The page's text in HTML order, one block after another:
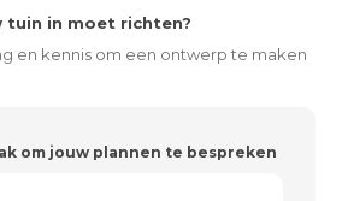
tuin in moet richten?
en kennis om een ontwerp te maken
om jouw plannen te bespreken